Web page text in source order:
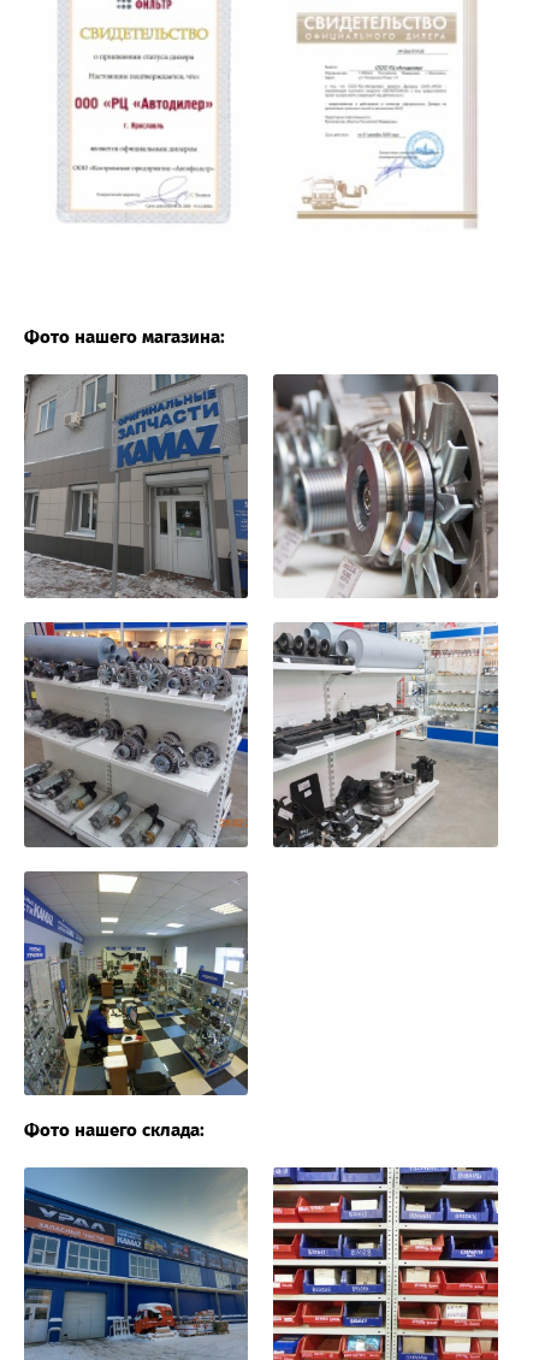
Фото нашего магазина:
Фото нашего склада: